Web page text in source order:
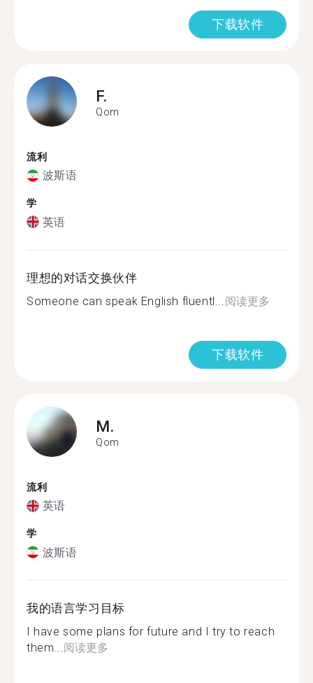
下载软件
F.
Qom
流利
波斯语
学
英语
理想的对话交换伙伴
Someone can speak English fluentl... 阅读更多
下载软件
M.
Qom
流利
英语
学
波斯语
我的语言学习目标
I have some plans for future and I try to reach
them... 阅读更多